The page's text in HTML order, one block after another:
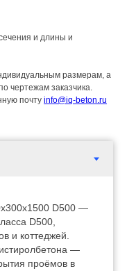
и длины и
размерам, а
чертежам заказчика.
почту info@iq-beton.ru
D500 —
D500,
и коттеджей.
—
проёмов в